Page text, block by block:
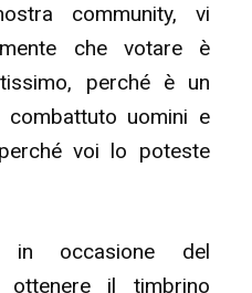
community, vi
che votare è
perché è un
uomini e
voi lo poteste
in occasione del
ottenere il timbrino